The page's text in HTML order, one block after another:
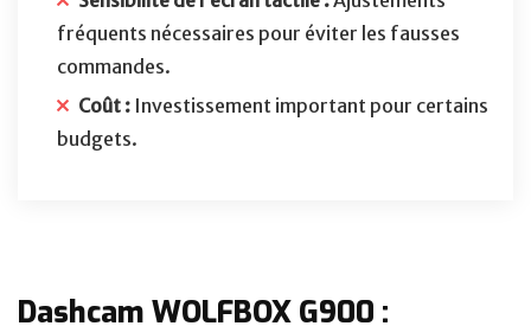
fréquents nécessaires pour éviter les fausses
commandes.
Coût : Investissement important pour certains
budgets.
Dashcam WOLFBOX G900 :